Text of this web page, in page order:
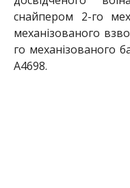
снайпером 2-го
механізованого
го механізованого
А4698.